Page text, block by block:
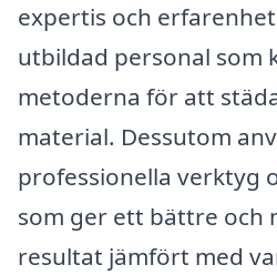
expertis och
utbildad personal som
metoderna för att
material. Dessutom
professionella verktyg
som ger ett bättre och
resultat jämfört med